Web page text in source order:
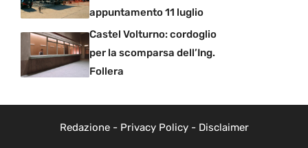
appuntamento 11 luglio
Castel Volturno: cordoglio
per la scomparsa dell’Ing.
Follera
Redazione- Privacy Policy- Disclaimer